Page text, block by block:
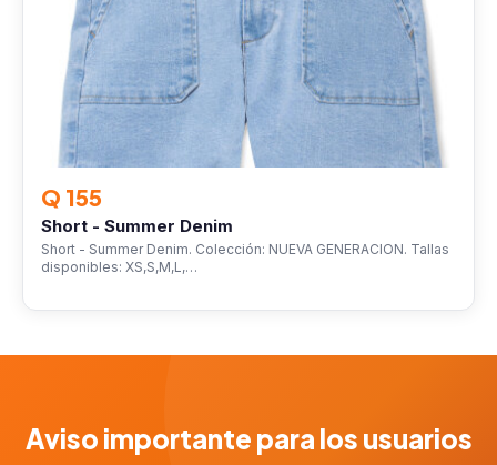
Q 155
Short - Summer Denim
Short - Summer Denim. Colección: NUEVA GENERACION. Tallas
disponibles: XS,S,M,L,…
Aviso importante para los usuarios